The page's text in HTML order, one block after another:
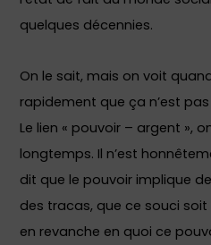
quelques décennies.
On le sait, mais on voit
rapidement que ça n’est
Le lien « pouvoir – argent »,
longtemps. Il n’est
dit que le pouvoir implique
des tracas, que ce souci
en revanche en quoi ce